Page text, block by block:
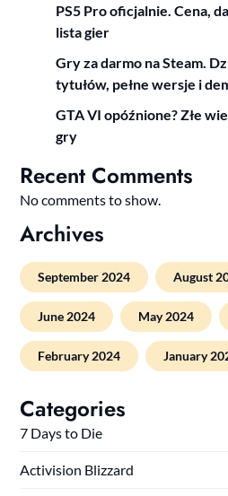
PS5 Pro oficjalnie. Cena,
lista gier
Gry za darmo na Steam.
tytułów, pełne wersje i
GTA VI opóźnione? Złe
gry
Recent Comments
No comments to show.
Archives
September 2024 August
June 2024 May 2024
February 2024 January
Categories
7 Days to Die
Activision Blizzard